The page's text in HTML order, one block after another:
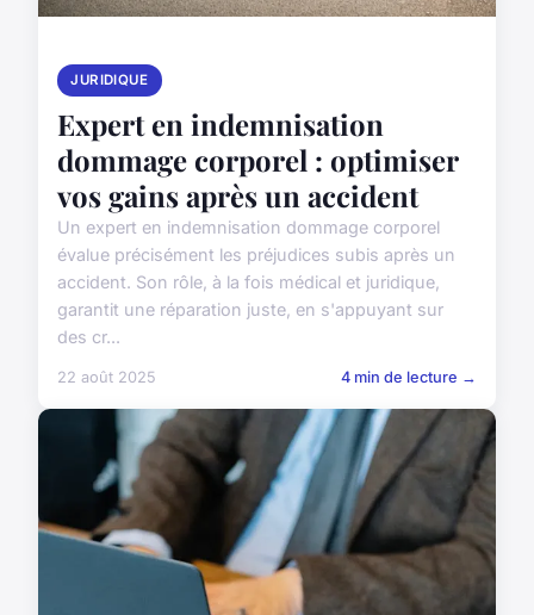
JURIDIQUE
Expert en indemnisation
dommage corporel : optimiser
vos gains après un accident
Un expert en indemnisation dommage corporel
évalue précisément les préjudices subis après un
accident. Son rôle, à la fois médical et juridique,
garantit une réparation juste, en s'appuyant sur
des cr...
22 août 2025 4 min de lecture →